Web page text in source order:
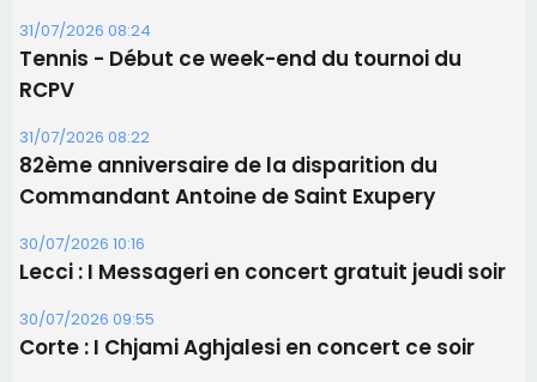
31/07/2026 08:24
Tennis - Début ce week-end du tournoi du
RCPV
31/07/2026 08:22
82ème anniversaire de la disparition du
Commandant Antoine de Saint Exupery
30/07/2026 10:16
Lecci : I Messageri en concert gratuit jeudi soir
30/07/2026 09:55
Corte : I Chjami Aghjalesi en concert ce soir